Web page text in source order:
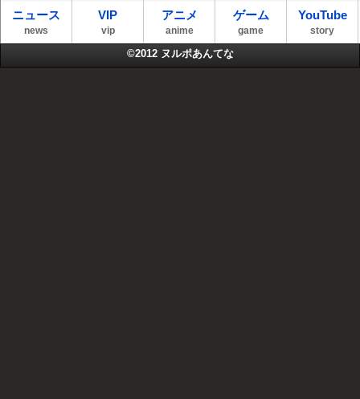
ニュース
news
VIP
vip
アニメ
anime
ゲーム
game
YouTube
story
©2012 ヌルポあんてな